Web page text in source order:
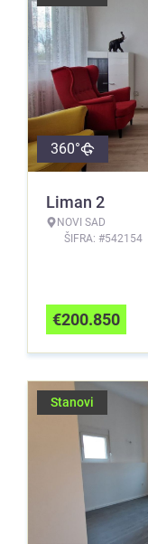
360°
Liman 2
NOVI SAD
ŠIFRA: #542154
€200.850
Stanovi